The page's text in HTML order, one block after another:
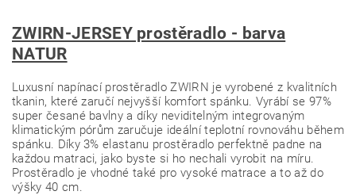
ZWIRN-JERSEY prostěradlo - barva
NATUR
Luxusní napínací prostěradlo ZWIRN je vyrobené z kvalitních
tkanin, které zaručí nejvyšší komfort spánku. Vyrábí se 97%
super česané bavlny a díky neviditelným integrovaným
klimatickým pórům zaručuje ideální teplotní rovnováhu během
spánku. Díky 3% elastanu prostěradlo perfektně padne na
každou matraci, jako byste si ho nechali vyrobit na míru.
Prostěradlo je vhodné také pro vysoké matrace a to až do
výšky 40 cm.